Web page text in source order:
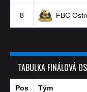
8 FBC
TABULKA FINÁLOVÁ
Pos Tým